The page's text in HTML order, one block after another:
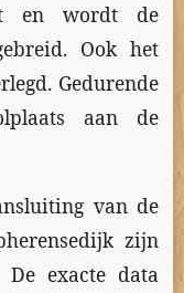
en wordt de
Ook het
Gedurende
aan de
van de
zijn
exacte data